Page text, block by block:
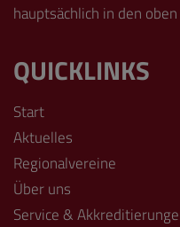
hauptsächlich in den
QUICKLINKS
Start
Aktuelles
Regionalvereine
Über uns
Service &